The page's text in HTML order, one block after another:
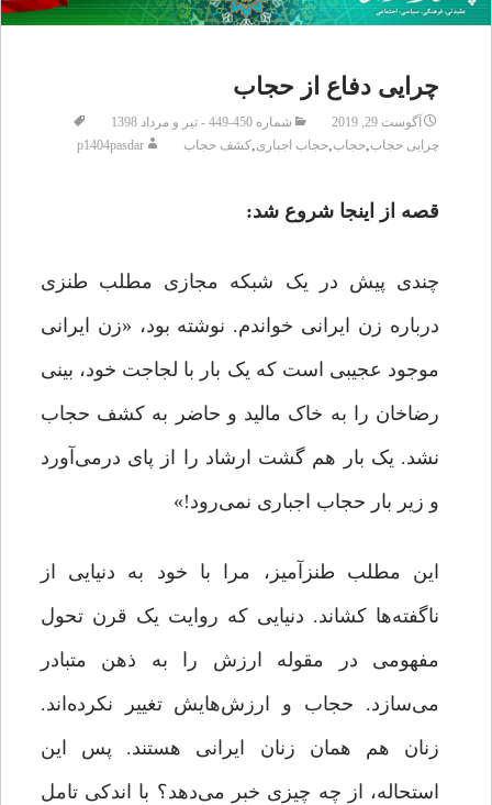
چرایی دفاع از حجاب
آگوست 29, 2019
شماره 450-449 - تیر و مرداد 1398
چرایی حجاب,حجاب,حجاب اجباری,کشف حجاب p1404pasdar
قصه از اینجا شروع شد:
چندی پیش در یک شبکه مجازی مطلب طنزی
درباره زن ایرانی خواندم. نوشته بود، «زن ایرانی
موجود عجیبی است که یک بار با لجاجت خود، بینی
رضاخان را به خاک مالید و حاضر به کشف حجاب
نشد. یک بار هم گشت ارشاد را از پای درمی‌آورد
و زیر بار حجاب اجباری نمی‌رود!»
این مطلب طنزآمیز، مرا با خود به دنیایی از
ناگفته‌ها کشاند. دنیایی که روایت یک قرن تحول
مفهومی در مقوله ارزش را به ذهن متبادر
می‌سازد. حجاب و ارزش‌هایش تغییر نکرده‌اند.
زنان هم همان زنان ایرانی هستند. پس این
استحاله، از چه چیزی خبر می‌دهد؟ با اندکی تامل